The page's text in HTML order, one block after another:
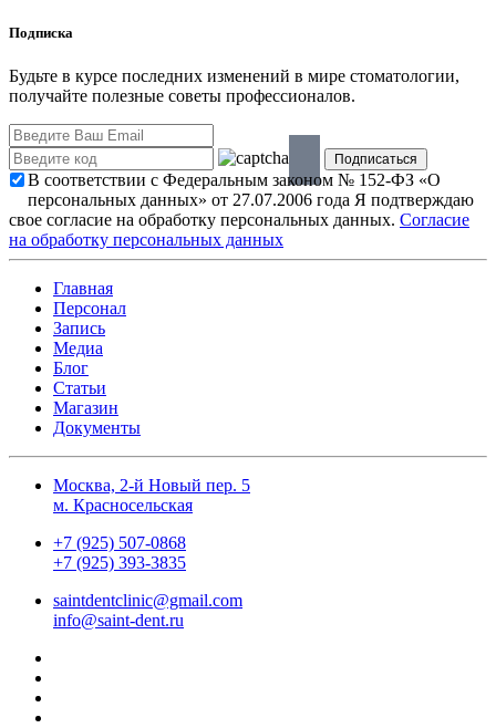
Подписка
Будьте в курсе последних изменений в мире стоматологии,
получайте полезные советы профессионалов.
В соответствии с Федеральным законом № 152-ФЗ «О
персональных данных» от 27.07.2006 года Я подтверждаю
свое согласие на обработку персональных данных. Согласие
на обработку персональных данных
Главная
Персонал
Запись
Медиа
Блог
Статьи
Магазин
Документы
Москва, 2-й Новый пер. 5
м. Красносельская
+7 (925) 507-0868
+7 (925) 393-3835
saintdentclinic@gmail.com
info@saint-dent.ru